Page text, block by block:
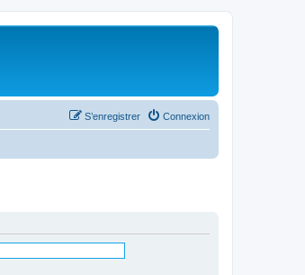
Connexion
S’enregistrer